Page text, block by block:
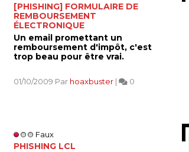
[PHISHING] FORMULAIRE DE
REMBOURSEMENT
ÉLECTRONIQUE
Un email promettant un
remboursement d'impôt, c'est
trop beau pour être vrai.
01/10/2009 Par hoaxbuster | 0
Faux
PHISHING LCL